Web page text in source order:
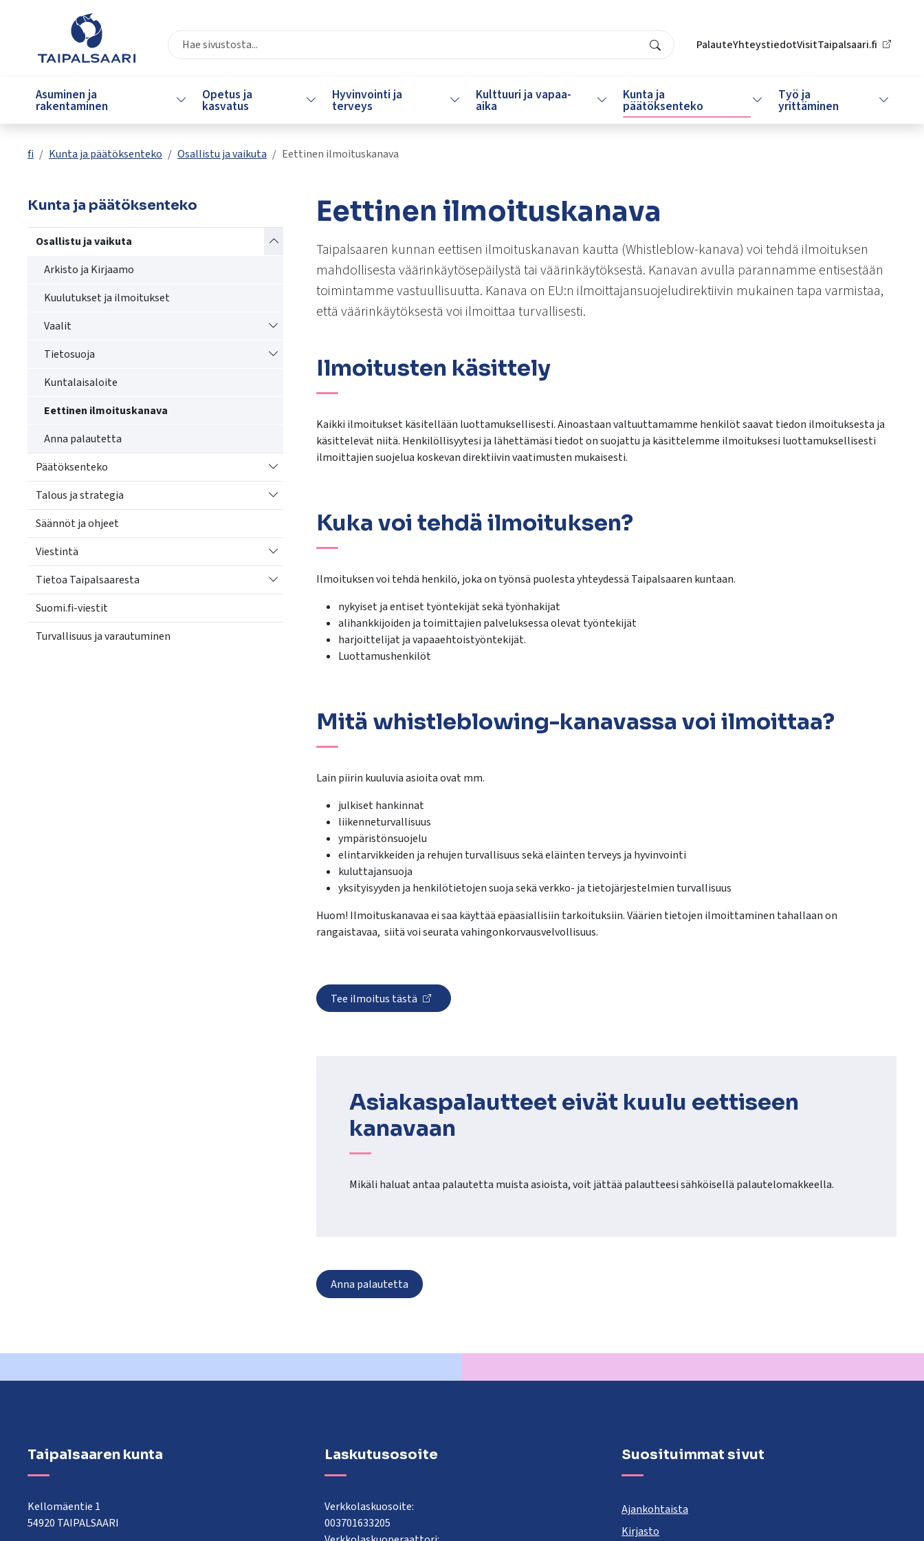
Siirry pääsisältöön
PalauteYhteystiedotVisitTaipalsaari.fi
Search
oleva
ja
valittuun
painamalla
voivat
Asuminen ja
rakentaminen Vaihda alasvetovalikkoa
Opetus ja
kasvatus Vaihda alasvetovalikkoa
Hyvinvointi ja
terveys Vaihda alasvetovalikkoa
Kulttuuri ja vapaa-
aika Vaihda alasvetovalikkoa
Kunta ja
päätöksenteko Vaihda alasvetovalikkoa
Työ ja
yrittäminen Vaihda
fi Kunta ja päätöksenteko Osallistu ja vaikuta Eettinen ilmoituskanava
Kunta ja päätöksenteko
Osallistu ja vaikuta
Vaihda alasvetovalikkoa
Arkisto ja Kirjaamo
Kuulutukset ja ilmoitukset
Vaalit
Vaihda alasvetovalikkoa
Tietosuoja
Vaihda alasvetovalikkoa
Kuntalaisaloite
Eettinen ilmoituskanava
Anna palautetta
Päätöksenteko
Vaihda alasvetovalikkoa
Talous ja strategia
Vaihda alasvetovalikkoa
Säännöt ja ohjeet
Viestintä
Vaihda alasvetovalikkoa
Tietoa Taipalsaaresta
Vaihda alasvetovalikkoa
Suomi.fi-viestit
Turvallisuus ja varautuminen
Eettinen ilmoituskanava
Taipalsaaren kunnan eettisen ilmoituskanavan kautta (Whistleblow-kanava) voi tehdä ilmoituksen
mahdollisesta väärinkäytösepäilystä tai väärinkäytöksestä. Kanavan avulla parannamme entisestään
toimintamme vastuullisuutta. Kanava on EU:n ilmoittajansuojeludirektiivin mukainen tapa varmistaa,
että väärinkäytöksestä voi ilmoittaa turvallisesti.
Ilmoitusten käsittely
Kaikki ilmoitukset käsitellään luottamuksellisesti. Ainoastaan valtuuttamamme henkilöt saavat tiedon ilmoituksesta ja
käsittelevät niitä. Henkilöllisyytesi ja lähettämäsi tiedot on suojattu ja käsittelemme ilmoituksesi luottamuksellisesti
ilmoittajien suojelua koskevan direktiivin vaatimusten mukaisesti.
Kuka voi tehdä ilmoituksen?
Ilmoituksen voi tehdä henkilö, joka on työnsä puolesta yhteydessä Taipalsaaren kuntaan.
nykyiset ja entiset työntekijät sekä työnhakijat
alihankkijoiden ja toimittajien palveluksessa olevat työntekijät
harjoittelijat ja vapaaehtoistyöntekijät.
Luottamushenkilöt
Mitä whistleblowing-kanavassa voi ilmoittaa?
Lain piirin kuuluvia asioita ovat mm.
julkiset hankinnat
liikenneturvallisuus
ympäristönsuojelu
elintarvikkeiden ja rehujen turvallisuus sekä eläinten terveys ja hyvinvointi
kuluttajansuoja
yksityisyyden ja henkilötietojen suoja sekä verkko- ja tietojärjestelmien turvallisuus
Huom! Ilmoituskanavaa ei saa käyttää epäasiallisiin tarkoituksiin. Väärien tietojen ilmoittaminen tahallaan on
rangaistavaa, siitä voi seurata vahingonkorvausvelvollisuus.
Tee ilmoitus tästä
Asiakaspalautteet eivät kuulu eettiseen
kanavaan
Mikäli haluat antaa palautetta muista asioista, voit jättää palautteesi sähköisellä palautelomakkeella.
Anna palautetta
Taipalsaaren kunta
Kellomäentie 1
54920 TAIPALSAARI
Laskutusosoite
Verkkolaskuosoite:
003701633205
Suosituimmat sivut
Ajankohtaista
Kirjasto